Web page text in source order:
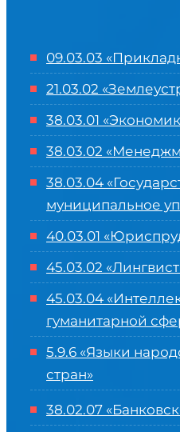
09.03.03
21.03.02
38.03.01
38.03.02
38.03.04
муниципальное
40.03.01
45.03.02
45.03.04 «
гуманитарной
5.9.6 «Языки
стран»
38.02.07